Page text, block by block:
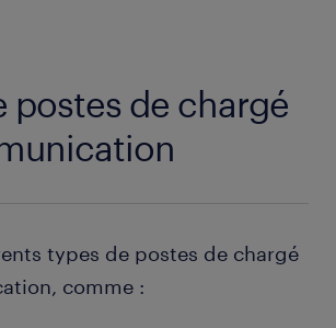
postes de chargé
types de postes de chargé
comme :